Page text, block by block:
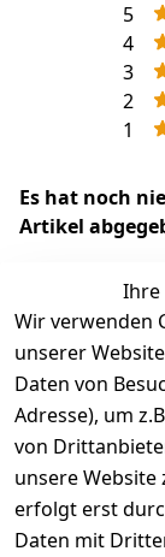
5
4
3
2
1
Es hat noch
Artikel
EU-
Ihre
Wir verwenden
unserer
Daten von
Adresse), um
von
unsere
erfolgt erst
Daten mit